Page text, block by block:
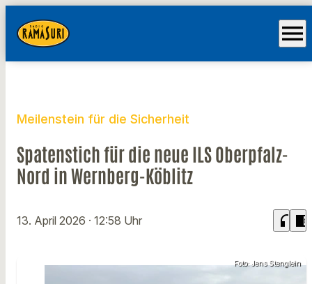
menu
Meilenstein für die Sicherheit
Spatenstich für die neue ILS Oberpfalz-
Nord in Wernberg-Köblitz
13. April 2026 · 12:58 Uhr headphones chrome_reader_mode
Foto: Jens Stenglein